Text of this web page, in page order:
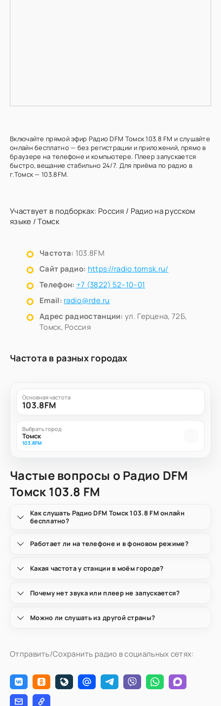
Включайте прямой эфир Радио DFM Томск 103.8 FM и слушайте
онлайн бесплатно — без регистрации и приложений, прямо в
браузере на телефоне и компьютере. Плеер запускается
быстро, вещание стабильно 24/7. Для приёма по радио в
г.Томск — 103.8FM.
Участвует в подборках: Россия / Радио на русском
языке /Томск
Частота: 103.8FM
Сайт радио: https://radio.tomsk.ru/
Телефон: +7 (3822) 52–10–01
Email: radio@rde.ru
Адрес радиостанции: ул. Герцена, 72Б,
Томск, Россия
Частота в разных городах
Основная частота
103.8FM
Выбрать город
Томск
103.8FM
Частые вопросы о Радио DFM
Томск 103.8 FM
Как слушать Радио DFM Томск 103.8 FM онлайн
бесплатно?
Работает ли на телефоне и в фоновом режиме?
Какая частота у станции в моём городе?
Почему нет звука или плеер не запускается?
Можно ли слушать из другой страны?
Отправить/Сохранить радио в социальных сетях: